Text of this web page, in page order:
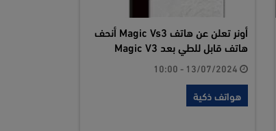
أونر تعلن عن هاتف Magic Vs3 أنحف
هاتف قابل للطي بعد Magic V3
هواتف ذكية